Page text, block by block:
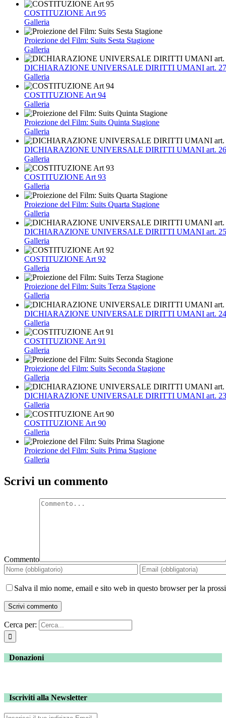
COSTITUZIONE Art 95
Galleria
Proiezione del Film: Suits Sesta Stagione
Galleria
DICHIARAZIONE UNIVERSALE DIRITTI UMANI art. 27
Galleria
COSTITUZIONE Art 94
Galleria
Proiezione del Film: Suits Quinta Stagione
Galleria
DICHIARAZIONE UNIVERSALE DIRITTI UMANI art. 26
Galleria
COSTITUZIONE Art 93
Galleria
Proiezione del Film: Suits Quarta Stagione
Galleria
DICHIARAZIONE UNIVERSALE DIRITTI UMANI art. 25
Galleria
COSTITUZIONE Art 92
Galleria
Proiezione del Film: Suits Terza Stagione
Galleria
DICHIARAZIONE UNIVERSALE DIRITTI UMANI art. 24
Galleria
COSTITUZIONE Art 91
Galleria
Proiezione del Film: Suits Seconda Stagione
Galleria
DICHIARAZIONE UNIVERSALE DIRITTI UMANI art. 23
Galleria
COSTITUZIONE Art 90
Galleria
Proiezione del Film: Suits Prima Stagione
Galleria
Scrivi un commento
Commento
Salva il mio nome, email e sito web in questo browser per la
Cerca per:
Donazioni
Iscriviti alla Newsletter